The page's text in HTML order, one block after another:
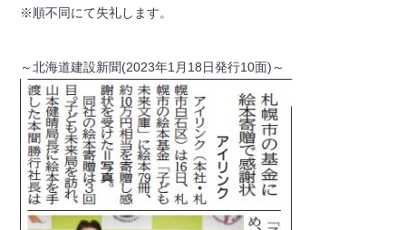
※順不同にて失礼します。
～北海道建設新聞(2023年1月18日発行10面)～